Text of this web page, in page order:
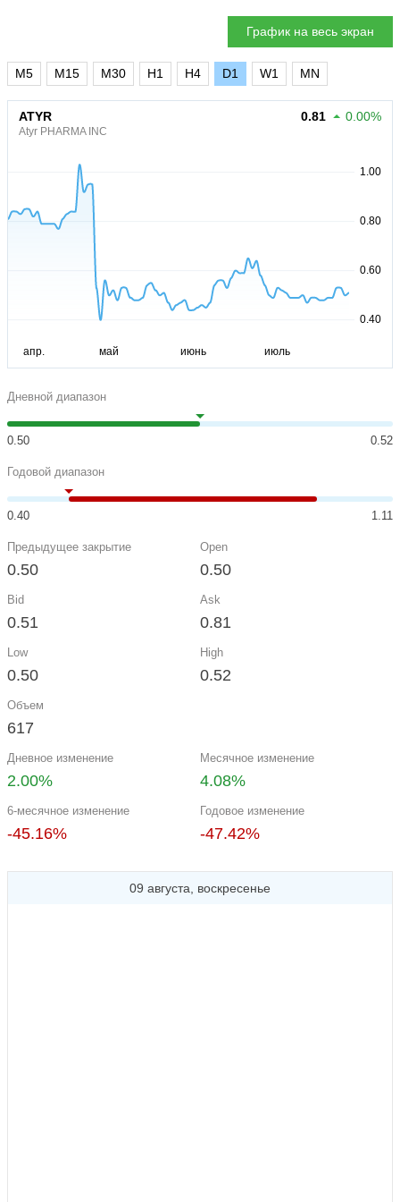
График на весь экран
M5 M15 M30 H1 H4 D1 W1 MN
ATYR
Atyr PHARMA INC
0.81 0.00%
Дневной диапазон
0.50 0.52
Годовой диапазон
0.40 1.11
Предыдущее закрытие
0.50
Open
0.50
Bid
0.51
Ask
0.81
Low
0.50
High
0.52
Объем
617
Дневное изменение
2.00%
Месячное изменение
4.08%
6-месячное изменение
-45.16%
Годовое изменение
-47.42%
09 августа, воскресенье